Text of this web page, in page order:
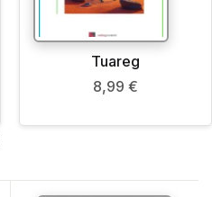
Tuareg
8,99 €